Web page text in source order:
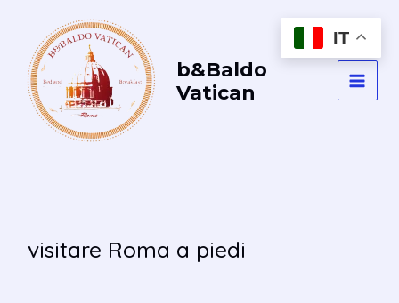
contenuto
b&Baldo
Vatican
visitare Roma a piedi
IT